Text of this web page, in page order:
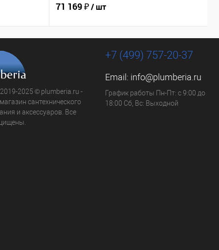
71 169 ₽/ шт
2025 © plumberia.ru -
сантехнического
и аксессуаров. Все
+7 (499) 757-20-37
Email: info@plumberia.ru
График работы Пн-Пт: с 9:00 до
18:00 Сб, Вс: Выходной